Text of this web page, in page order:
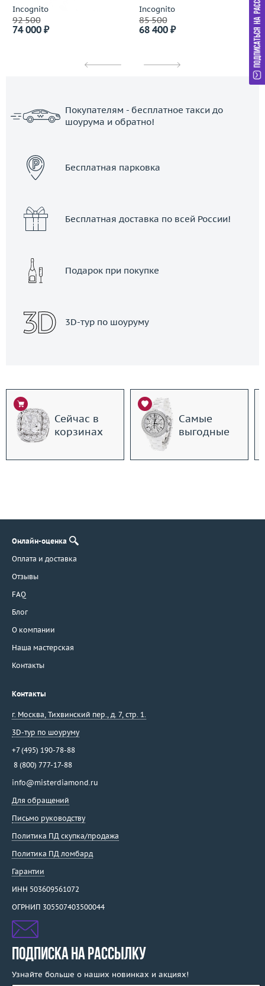
Incognito
92 500
74 000 ₽
Incognito
85 500
68 400 ₽
Покупателям - бесплатное такси до
шоурума и обратно!
Бесплатная парковка
Бесплатная доставка по всей России!
Подарок при покупке
3D-тур по шоуруму
Сейчас в
корзинах
Самые
выгодные
Онлайн-оценка
Оплата и доставка
Отзывы
FAQ
Блог
О компании
Наша мастерская
Контакты
Контакты
г. Москва, Тихвинский пер., д. 7, стр. 1.
3D-тур по шоуруму
+7 (495) 190-78-88
8 (800) 777-17-88
info@misterdiamond.ru
Для обращений
Письмо руководству
Политика ПД скупка/продажа
Политика ПД ломбард
Гарантии
ИНН 503609561072
ОГРНИП 305507403500044
ПОДПИСКА НА РАССЫЛКУ
Узнайте больше о наших новинках и акциях!